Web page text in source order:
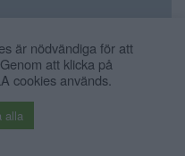
Publicerad 10:21, 29 juli 2026
»
är nödvändiga för att
att klicka på
cookies används.
alla